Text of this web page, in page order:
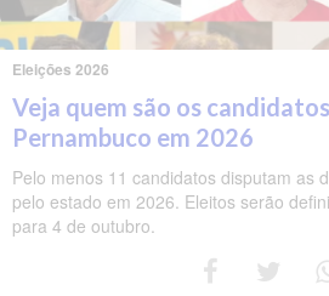
Eleições 2026
Veja quem são os
Pernambuco em 2026
Pelo menos 11 candidatos disputam as
pelo estado em 2026. Eleitos serão
para 4 de outubro.